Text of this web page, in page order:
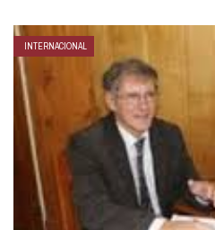
INTERNACIONAL